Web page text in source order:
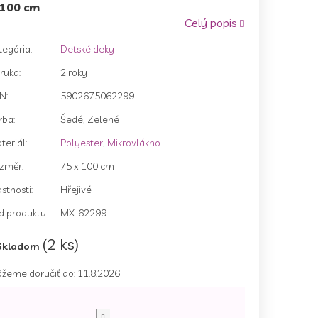
cm.
Celý popis
:
Detské deky
:
2 roky
:
5902675062299
:
Šedé, Zelené
: Polyester, Mikrovlákno
:
75 x 100 cm
:
Hřejivé
produktu
MX-62299
(2 ks)
doručiť do: 11.8.2026